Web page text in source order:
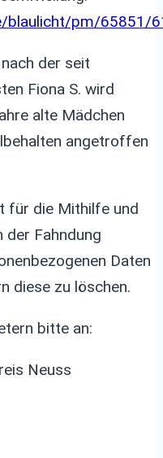
blaulicht/pm/65851/
der seit
Fiona S. wird
alte Mädchen
angetroffen
für die Mithilfe und
der Fahndung
Daten
diese zu löschen.
bitte an:
Neuss